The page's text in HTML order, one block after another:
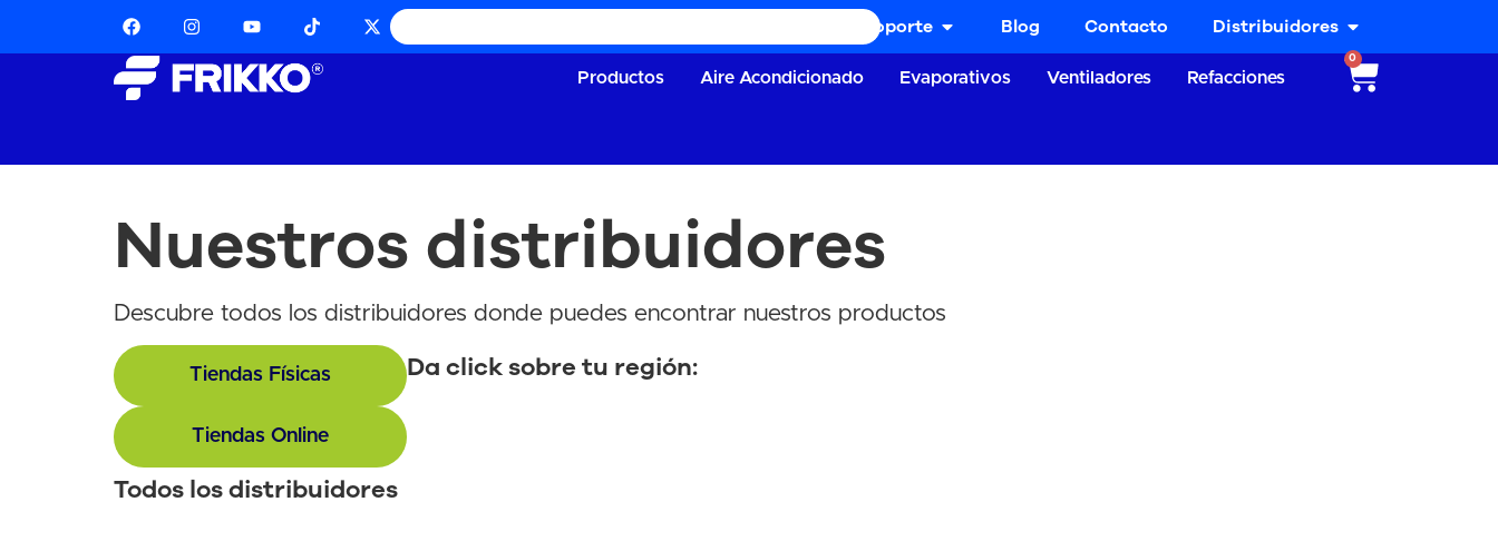
Soporte Blog Contacto Distribuidores
Productos Aire Acondicionado Evaporativos Ventiladores Refacciones
0
Nuestros distribuidores
Descubre todos los distribuidores donde puedes encontrar nuestros productos
Tiendas Físicas
Tiendas Online
Da click sobre tu región:
Todos los distribuidores